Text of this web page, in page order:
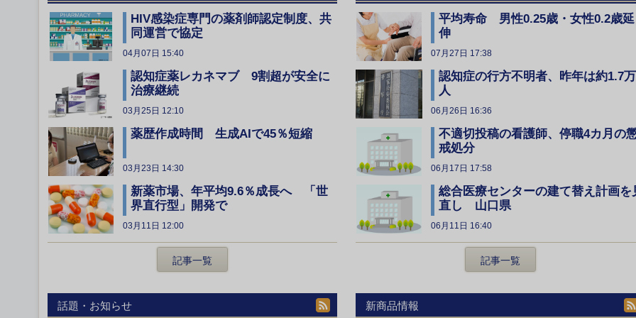
HIV感染症専門の薬剤師認定制度、共
同運営で協定
04月07日 15:40
認知症薬レカネマブ 9割超が安全に
治療継続
03月25日 12:10
薬歴作成時間 生成AIで45％短縮
03月23日 14:30
新薬市場、年平均9.6％成長へ 「世
界直行型」開発で
03月11日 12:00
記事一覧
平均寿命 男性0.25歳・女性0.2歳延
伸
07月27日 17:38
認知症の行方不明者、昨年は約1.7万
人
06月26日 16:36
不適切投稿の看護師、停職4カ月の
戒処分
06月17日 17:58
総合医療センターの建て替え計画を
直し 山口県
06月11日 16:40
記事一覧
話題・お知らせ 新商品情報